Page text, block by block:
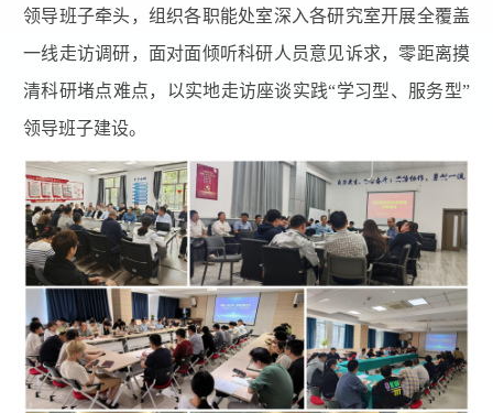
领导班子牵头，组织各职能处室深入各研究室开展全覆盖
一线走访调研，面对面倾听科研人员意见诉求，零距离摸
清科研堵点难点，以实地走访座谈实践“学习型、服务型”
领导班子建设。